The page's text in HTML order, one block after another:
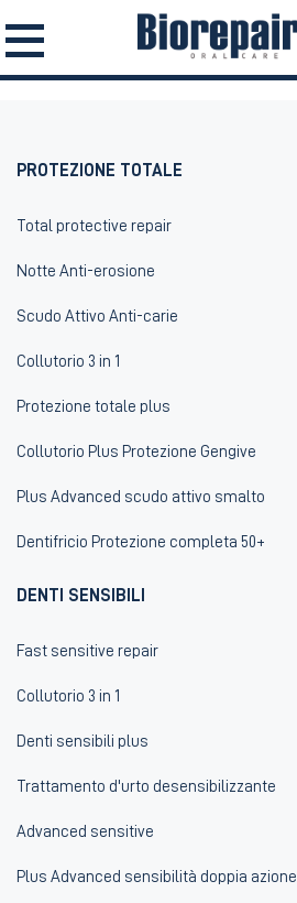
PROTEZIONE TOTALE
Total protective repair
Notte Anti-erosione
Scudo Attivo Anti-carie
Collutorio 3 in 1
Protezione totale plus
Collutorio Plus Protezione Gengive
Plus Advanced scudo attivo smalto
Dentifricio Protezione completa 50+
DENTI SENSIBILI
Fast sensitive repair
Collutorio 3 in 1
Denti sensibili plus
Trattamento d'urto desensibilizzante
Advanced sensitive
Plus Advanced sensibilità doppia azione